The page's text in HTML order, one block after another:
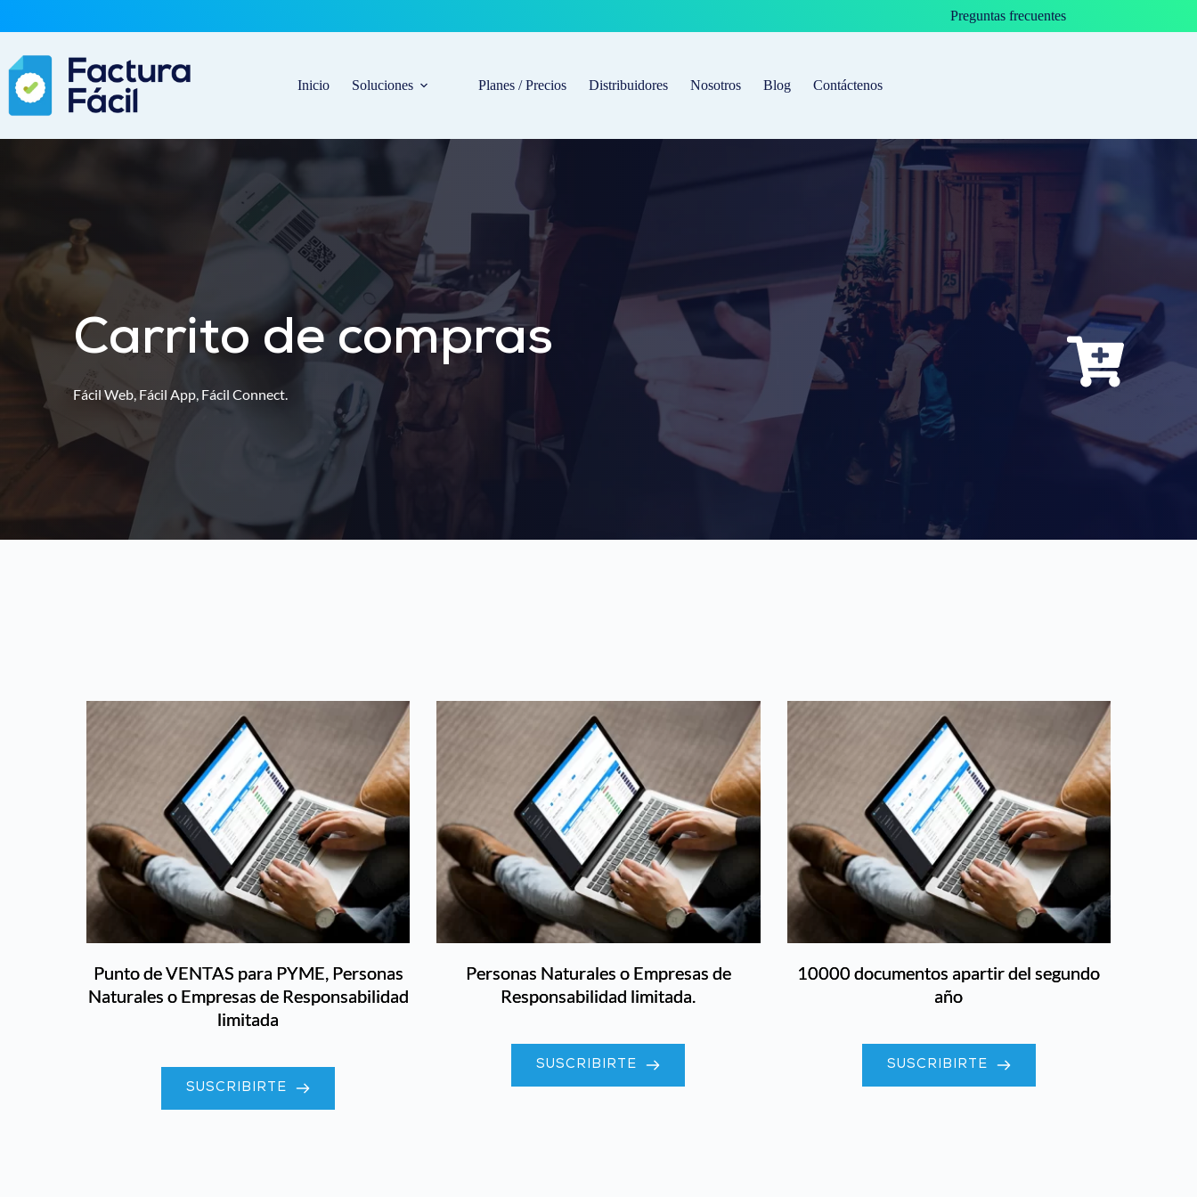
Preguntas frecuentes
Inicio Soluciones Planes / Precios Distribuidores Nosotros Blog Contáctenos
Carrito de compras
Fácil Web, Fácil App, Fácil Connect.
Punto de VENTAS para PYME, Personas
Naturales o Empresas de Responsabilidad
limitada
SUSCRIBIRTE
Personas Naturales o Empresas de
Responsabilidad limitada.
SUSCRIBIRTE
10000 documentos apartir del segundo
año
SUSCRIBIRTE